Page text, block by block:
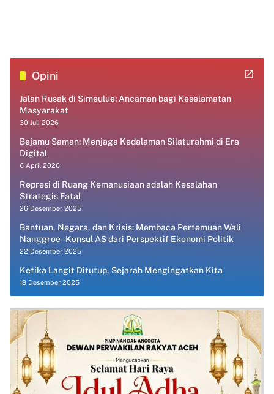
Opini
Jalan Rusak di Simeulue: Ancaman bagi Keselamatan
Masyarakat
30 Juli 2026
Bejamu Saman: Menjaga Kedalaman Silaturahmi di Era
Digital
6 April 2026
Represi di Ruang Kemanusiaan adalah Kesalahan
Strategis Fatal
26 Desember 2025
Bantuan, Negara, dan Krisis: Membaca Pertemuan Wali
Nanggroe–Konsul AS dari Perspektif Ekonomi Politik
22 Desember 2025
Ketika Langit Ditutup, Sejarah Mengingatkan Kita
18 Desember 2025